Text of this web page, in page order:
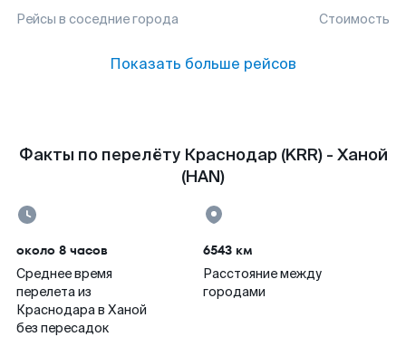
Рейсы в соседние города Стоимость
Показать больше рейсов
Факты по перелёту Краснодар (KRR) - Ханой
(HAN)
около 8 часов
Среднее время
перелета из
Краснодара в Ханой
без пересадок
6543 км
Расстояние между
городами